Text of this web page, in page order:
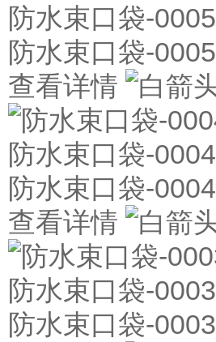
防水束口袋-0005
防水束口袋-0005
查看详情
防水束口袋-0004
防水束口袋-0004
查看详情
防水束口袋-0003
防水束口袋-0003